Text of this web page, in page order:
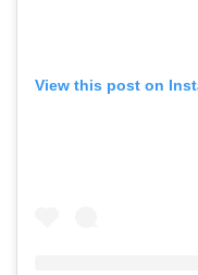
View this post on